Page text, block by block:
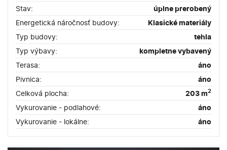
vonkajšia terasa
parkovanie pre hostí
pred budovou reštaurácie
* v správnych rukách ponúka táto prevádzka obrovský
potenciál rozvoja
Nájom je 1200.- Euro mesačne
, pri podpise nájomnej zmluvy
sa vyžaduje 2-mesačný depozit. Energie sú na náklady
nájomníka.
V prípade záujmu si dohodnite obhliadku na 0905 655 525.
Stav:
úplne prerobený
Energetická náročnosť budovy:
Klasické materiály
Typ budovy:
tehla
Typ výbavy:
kompletne vybavený
Terasa:
áno
Pivnica:
áno
Celková plocha:
203 m2
Vykurovanie - podlahové:
áno
Vykurovanie - lokálne:
áno